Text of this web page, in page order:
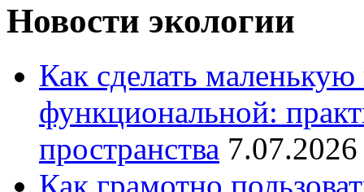
Новости экологии
Как сделать
функциональной:
пространства
Как грамотно